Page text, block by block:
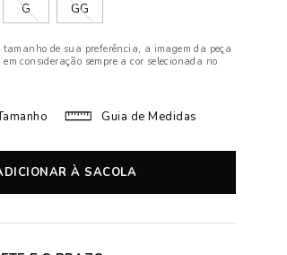
G GG
tamanho de sua preferência, a imagem da peça
consideração sempre a cor selecionada no
Guia de Medidas
À SACOLA